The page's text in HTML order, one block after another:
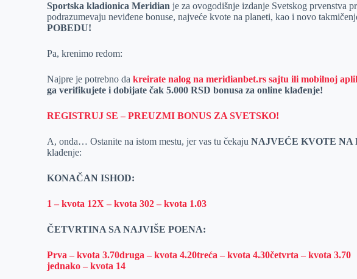
Sportska kladionica Meridian je za ovogodišnje izdanje Svetskog prvenstva
podrazumevaju neviđene bonuse, najveće kvote na planeti, kao i novo
POBEDU!
Pa, krenimo redom:
Najpre je potrebno dakreirate nalog na meridianbet.rs sajtu ili mobilnoj
ga verifikujete i dobijate čak 5.000 RSD bonusa za online klađenje!
REGISTRUJ SE – PREUZMI BONUS ZA SVETSKO!
A, onda… Ostanite na istom mestu, jer vas tu čekajuNAJVEĆE KVOTE NA
klađenje:
KONAČAN ISHOD:
1 – kvota 12X – kvota 302 – kvota 1.03
ČETVRTINA SA NAJVIŠE POENA:
Prva – kvota 3.70druga – kvota 4.20treća – kvota 4.30četvrta – kvota 3.70
jednako – kvota 14